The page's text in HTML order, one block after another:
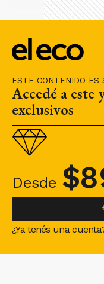
ESTE CONTENIDO ES
Accedé a este
exclusivos
Desde $
¿Ya tenés una